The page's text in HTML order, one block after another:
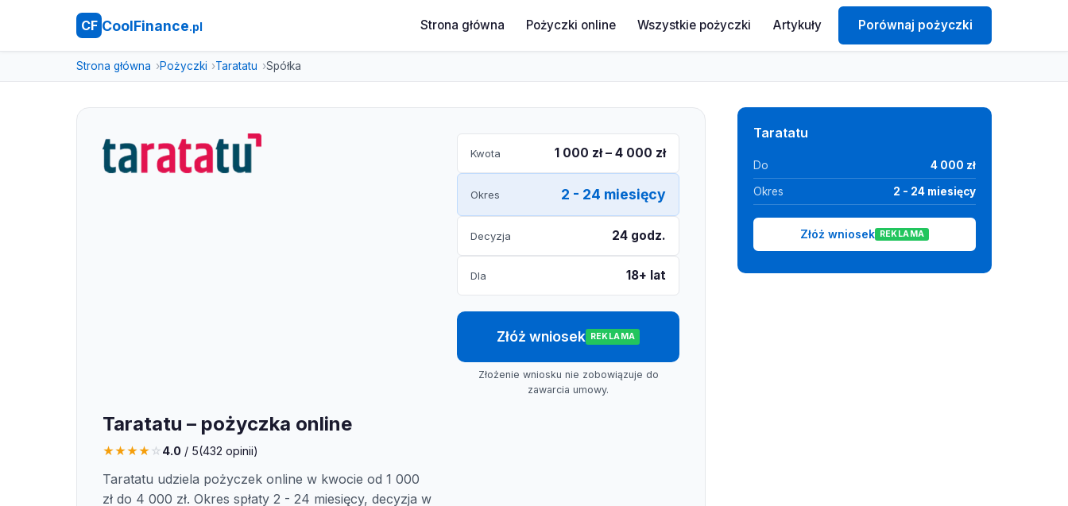
CF CoolFinance.pl Strona główna Pożyczki online Wszystkie pożyczki Artykuły Porównaj pożyczki
Strona główna Pożyczki Taratatu Spółka
Taratatu – pożyczka online
★★★★☆4.0 / 5(432 opinii)
Taratatu udziela pożyczek online w kwocie od 1 000
zł do 4 000 zł. Okres spłaty 2 - 24 miesięcy, decyzja w
Kwota 1 000 zł – 4 000 zł
Okres 2 - 24 miesięcy
Decyzja 24 godz.
Dla 18+ lat
Złóż wniosek REKLAMA
Złożenie wniosku nie zobowiązuje do
zawarcia umowy.
Taratatu
Do 4 000 zł
Okres 2 - 24 miesięcy
Złóż wniosek REKLAMA